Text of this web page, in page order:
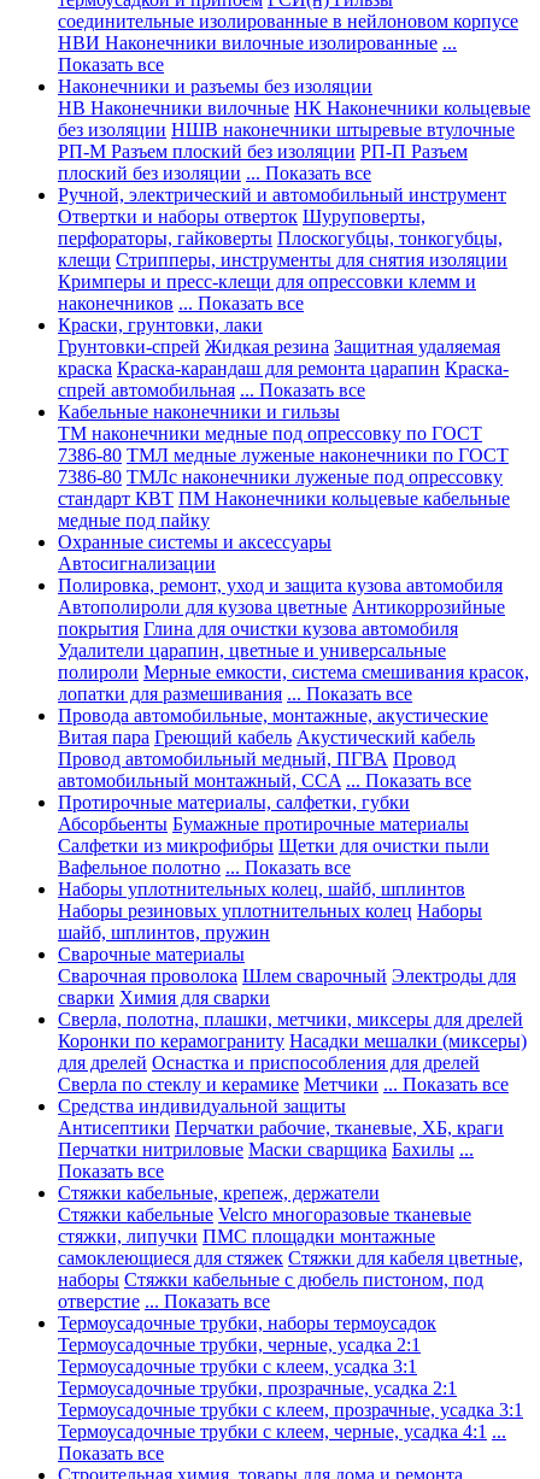
соединительные изолированные в нейлоновом корпусе
НВИ Наконечники вилочные изолированные ...
Показать все
Наконечники и разъемы без изоляции
НВ Наконечники вилочные НК Наконечники кольцевые
без изоляции НШВ наконечники штыревые втулочные
РП-М Разъем плоский без изоляции РП-П Разъем
плоский без изоляции ... Показать все
Ручной, электрический и автомобильный инструмент
Отвертки и наборы отверток Шуруповерты,
перфораторы, гайковерты Плоскогубцы, тонкогубцы,
клещи Стрипперы, инструменты для снятия изоляции
Кримперы и пресс-клещи для опрессовки клемм и
наконечников ... Показать все
Краски, грунтовки, лаки
Грунтовки-спрей Жидкая резина Защитная удаляемая
краска Краска-карандаш для ремонта царапин Краска-
спрей автомобильная ... Показать все
Кабельные наконечники и гильзы
ТМ наконечники медные под опрессовку по ГОСТ
7386-80 ТМЛ медные луженые наконечники по ГОСТ
7386-80 ТМЛс наконечники луженые под опрессовку
стандарт КВТ ПМ Наконечники кольцевые кабельные
медные под пайку
Охранные системы и аксессуары
Автосигнализации
Полировка, ремонт, уход и защита кузова автомобиля
Автополироли для кузова цветные Антикоррозийные
покрытия Глина для очистки кузова автомобиля
Удалители царапин, цветные и универсальные
полироли Мерные емкости, система смешивания красок,
лопатки для размешивания ... Показать все
Провода автомобильные, монтажные, акустические
Витая пара Греющий кабель Акустический кабель
Провод автомобильный медный, ПГВА Провод
автомобильный монтажный, CCA ... Показать все
Протирочные материалы, салфетки, губки
Абсорбьенты Бумажные протирочные материалы
Салфетки из микрофибры Щетки для очистки пыли
Вафельное полотно ... Показать все
Наборы уплотнительных колец, шайб, шплинтов
Наборы резиновых уплотнительных колец Наборы
шайб, шплинтов, пружин
Сварочные материалы
Сварочная проволока Шлем сварочный Электроды для
сварки Химия для сварки
Сверла, полотна, плашки, метчики, миксеры для дрелей
Коронки по керамограниту Насадки мешалки (миксеры)
для дрелей Оснастка и приспособления для дрелей
Сверла по стеклу и керамике Метчики ... Показать все
Средства индивидуальной защиты
Антисептики Перчатки рабочие, тканевые, ХБ, краги
Перчатки нитриловые Маски сварщика Бахилы ...
Показать все
Стяжки кабельные, крепеж, держатели
Стяжки кабельные Velcro многоразовые тканевые
стяжки, липучки ПМС площадки монтажные
самоклеющиеся для стяжек Стяжки для кабеля цветные,
наборы Стяжки кабельные с дюбель пистоном, под
отверстие ... Показать все
Термоусадочные трубки, наборы термоусадок
Термоусадочные трубки, черные, усадка 2:1
Термоусадочные трубки с клеем, усадка 3:1
Термоусадочные трубки, прозрачные, усадка 2:1
Термоусадочные трубки с клеем, прозрачные, усадка 3:1
Термоусадочные трубки с клеем, черные, усадка 4:1 ...
Показать все
Строительная химия, товары для дома и ремонта